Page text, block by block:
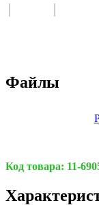
Файлы
Код товара: 11-